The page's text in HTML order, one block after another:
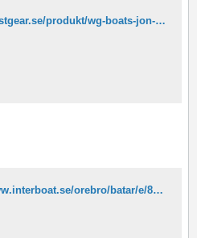
https://westgear.se/produkt/wg-boats-jon-14/
https://www.interboat.se/orebro/batar/e/81/oskwig/3044/pike/